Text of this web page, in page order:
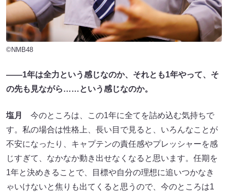
©NMB48
――1年は全力という感じなのか、それとも1年やって、そ
の先も見ながら……という感じなのか。
塩月
今のところは、この1年に全てを詰め込む気持ちで
す。私の場合は性格上、長い目で見ると、いろんなことが
不安になったり、キャプテンの責任感やプレッシャーを感
じすぎて、なかなか動き出せなくなると思います。任期を
1年と決めきることで、目標や自分の理想に追いつかなき
ゃいけないと焦りも出てくると思うので、今のところは1